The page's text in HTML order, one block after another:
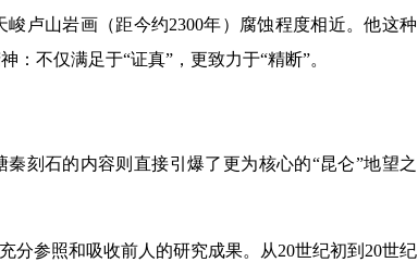
卢山岩画（距今约2300年）腐蚀程度相近。他这种
不仅满足于“证真”，更致力于“精断”。
石的内容则直接引爆了更为核心的“昆仑”地望之
参照和吸收前人的研究成果。从20世纪初到20世纪